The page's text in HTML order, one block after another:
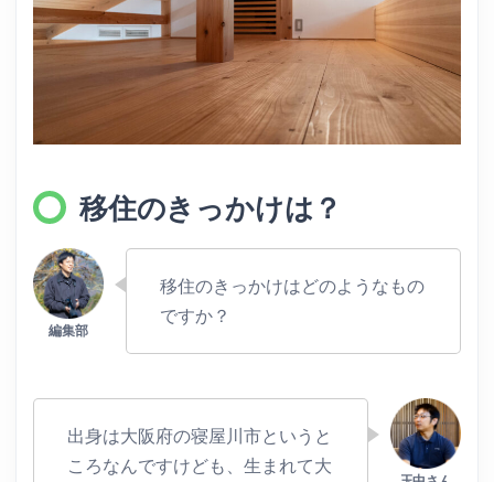
移住のきっかけは？
移住のきっかけはどのようなもの
ですか？
出身は大阪府の寝屋川市というと
ころなんですけども、生まれて大